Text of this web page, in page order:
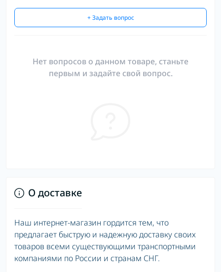
+ Задать вопрос
Нет вопросов о данном товаре, станьте
первым и задайте свой вопрос.
О доставке
Наш интернет-магазин гордится тем, что
предлагает быструю и надежную доставку своих
товаров всеми существующими транспортными
компаниями по России и странам СНГ.